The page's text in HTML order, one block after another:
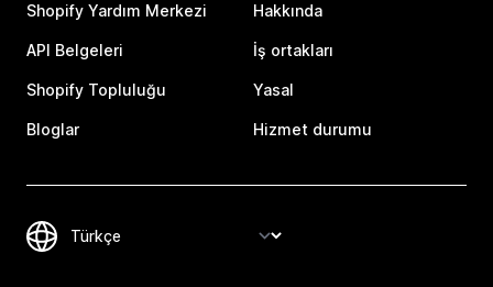
Shopify Yardım Merkezi
API Belgeleri
Shopify Topluluğu
Bloglar
Hakkında
İş ortakları
Yasal
Hizmet durumu